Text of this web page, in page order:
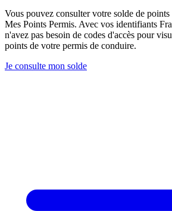
Vous pouvez consulter votre solde de points
Mes Points Permis. Avec vos identifiants
n'avez pas besoin de codes d'accès pour
points de votre permis de conduire.
Je consulte mon solde